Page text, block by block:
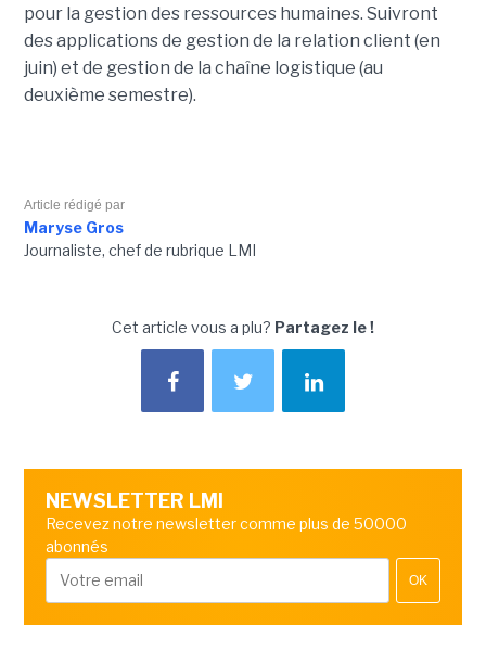
pour la gestion des ressources humaines. Suivront
des applications de gestion de la relation client (en
juin) et de gestion de la chaîne logistique (au
deuxième semestre).
Article rédigé par
Maryse Gros
Journaliste, chef de rubrique LMI
Cet article vous a plu? Partagez le !
NEWSLETTER LMI
Recevez notre newsletter comme plus de 50000
abonnés
OK